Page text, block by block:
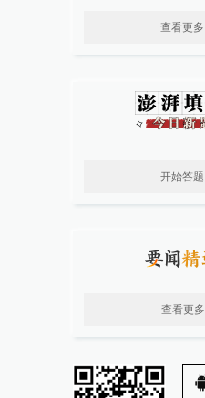
查看更多
开始答题
查看更多